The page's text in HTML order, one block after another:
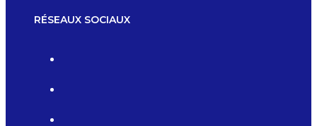
RÉSEAUX SOCIAUX